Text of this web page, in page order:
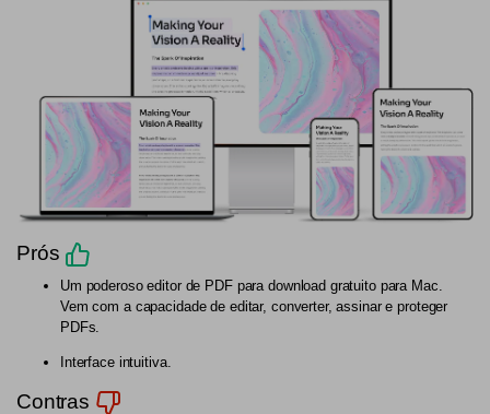
Prós
Um poderoso editor de PDF para download gratuito para Mac.
Vem com a capacidade de editar, converter, assinar e proteger
PDFs.
Interface intuitiva.
Contras